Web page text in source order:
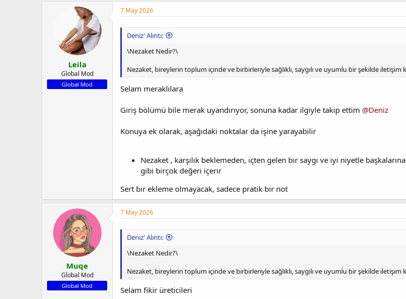
Leila
Global Mod
Global Mod
7 May 2026
Deniz' Alıntı:
\Nezaket Nedir?\
Nezaket, bireylerin toplum içinde ve birbirleriyle sağlıklı, saygılı ve uyumlu bir şekilde iletişim
Selam meraklılara
Giriş bölümü bile merak uyandırıyor, sonuna kadar ilgiyle takip ettim @Deniz
Konuya ek olarak, aşağıdaki noktalar da işine yarayabilir
Nezaket , karşılık beklemeden, içten gelen bir saygı ve iyi niyetle
gibi birçok değeri içerir
Sert bir ekleme olmayacak, sadece pratik bir not
Muqe
Global Mod
Global Mod
7 May 2026
Deniz' Alıntı:
\Nezaket Nedir?\
Nezaket, bireylerin toplum içinde ve birbirleriyle sağlıklı, saygılı ve uyumlu bir şekilde iletişim
Selam fikir üreticileri